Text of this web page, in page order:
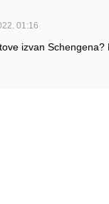
01:16
izvan Schengena?